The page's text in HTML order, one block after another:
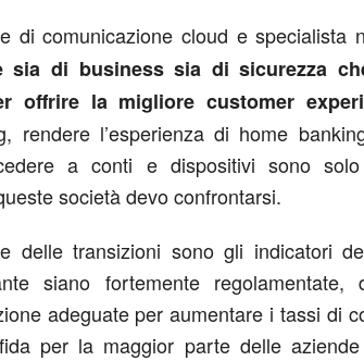
di comunicazione cloud e specialista
sia di business sia di sicurezza
offrire la migliore customer
rendere l’esperienza di home
a conti e dispositivi sono
società devo confrontarsi.
delle transizioni sono gli indicatori
siano fortemente regolamentate,
adeguate per aumentare i tassi di
per la maggior parte delle